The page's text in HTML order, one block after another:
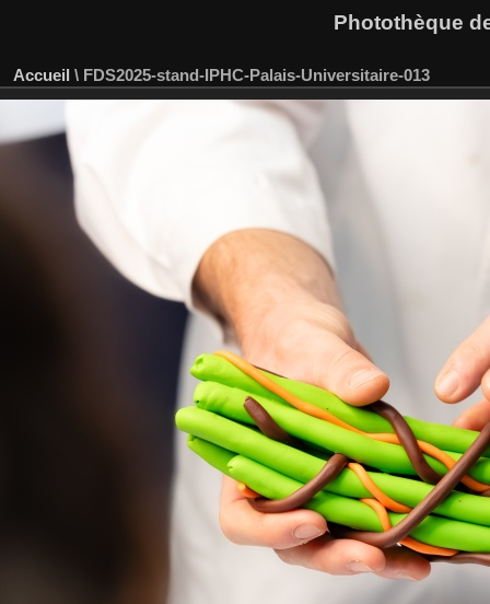
Photothèque
Accueil \ FDS2025-stand-IPHC-Palais-Universitaire-013